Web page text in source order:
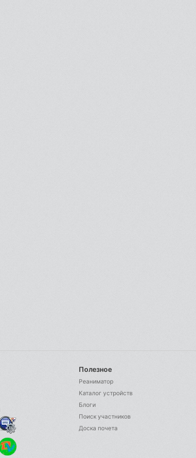
Полезное
Реаниматор
Каталог устройств
Блоги
Поиск участников
Доска почета